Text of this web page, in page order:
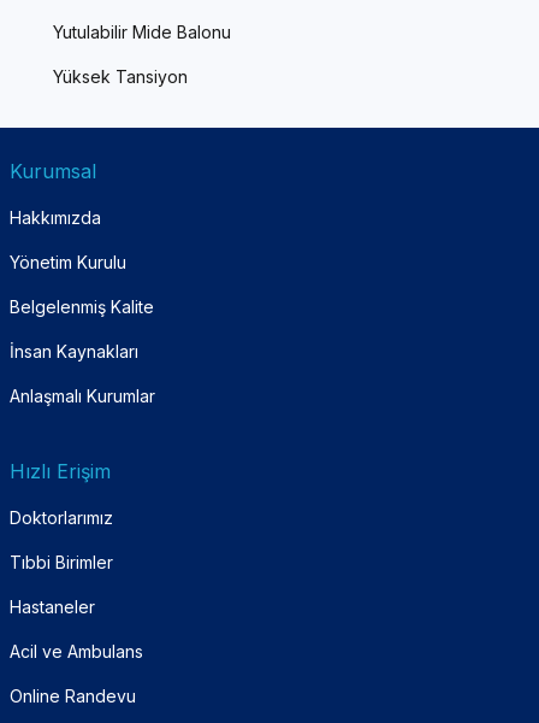
Yutulabilir Mide Balonu
Yüksek Tansiyon
Kurumsal
Hakkımızda
Yönetim Kurulu
Belgelenmiş Kalite
İnsan Kaynakları
Anlaşmalı Kurumlar
Hızlı Erişim
Doktorlarımız
Tıbbi Birimler
Hastaneler
Acil ve Ambulans
Online Randevu